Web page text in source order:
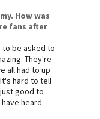
How was
fans after
to be asked to
They're
all had to up
hard to tell
good to
heard